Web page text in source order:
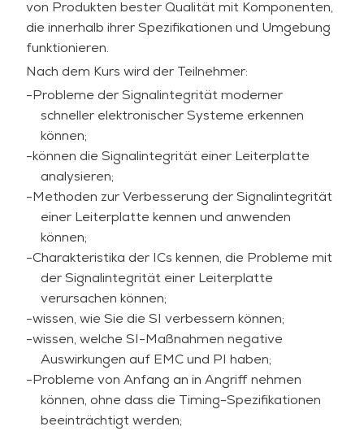
SerDes, Timing, PI/EMC-Interaktionen;
-ausgewogene SI mit EMC/PI-Kontext: Lehrt, wie
SI-Fixierungen EMC und PI beeinflussen -
Interpretation von bereichsübergreifenden
Effekten;
-sehr wertvoll für Elektronikdesigner,
Platinenlayout-Experten, IC-Designer
-Überbrückung der Hardware/Software-
Perspektive;
-zwei erfahrene Trainer, die aktuelles Wissen und
wertvolle Erkenntnisse in den Kurs einbringen.
In diesem sehr praxisorientierten Kurs wird die
Theorie der Signalintegrität erklärt und
veranschaulicht, praktische Probleme werden
modelliert, simuliert und analysiert, Lösungen
werden diskutiert und eine Arbeitsweise zur
Minimierung von SI-Problemen vorgeschlagen.
Elektronikdesigner und Leiterplattenentwickler
müssen sich der gegenseitigen Probleme und
Ansätze zur Lösung und Vermeidung von SI-
Problemen bewusst sein.
von Produkten bester Qualität mit Komponenten,
die innerhalb ihrer Spezifikationen und Umgebung
funktionieren.
Nach dem Kurs wird der Teilnehmer:
-Probleme der Signalintegrität moderner
schneller elektronischer Systeme erkennen
können;
-können die Signalintegrität einer Leiterplatte
analysieren;
-Methoden zur Verbesserung der Signalintegrität
einer Leiterplatte kennen und anwenden
können;
-Charakteristika der ICs kennen, die Probleme mit
der Signalintegrität einer Leiterplatte
verursachen können;
-wissen, wie Sie die SI verbessern können;
-wissen, welche SI-Maßnahmen negative
Auswirkungen auf EMC und PI haben;
-Probleme von Anfang an in Angriff nehmen
können, ohne dass die Timing-Spezifikationen
beeinträchtigt werden;